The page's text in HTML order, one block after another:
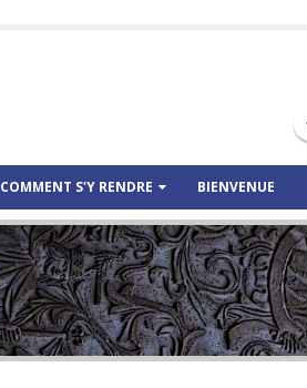
COMMENT S'Y RENDRE BIENVENUE